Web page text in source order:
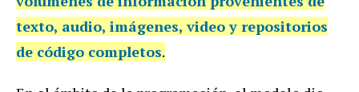
texto, audio, imágenes, video y repositorios
de código completos.